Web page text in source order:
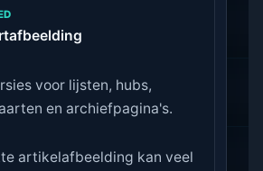
voor lijsten, hubs,
en archiefpagina's.
artikelafbeelding kan veel